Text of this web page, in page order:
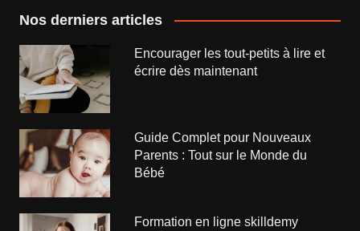
Nos derniers articles
Encourager les tout-petits à lire et
écrire dès maintenant
Guide Complet pour Nouveaux
Parents : Tout sur le Monde du
Bébé
Formation en ligne skilldemy